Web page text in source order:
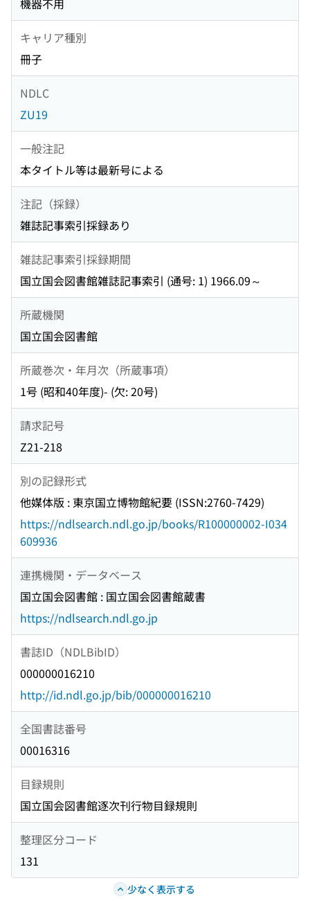
機器不用
キャリア種別
冊子
NDLC
ZU19
一般注記
本タイトル等は最新号による
注記（採録）
雑誌記事索引採録あり
雑誌記事索引採録期間
国立国会図書館雑誌記事索引 (通号: 1) 1966.09～
所蔵機関
国立国会図書館
所蔵巻次・年月次（所蔵事項）
1号 (昭和40年度)- (欠: 20号)
請求記号
Z21-218
別の記録形式
他媒体版 : 東京国立博物館紀要 (ISSN:2760-7429)
https://ndlsearch.ndl.go.jp/books/R100000002-I034
609936
連携機関・データベース
国立国会図書館 : 国立国会図書館蔵書
https://ndlsearch.ndl.go.jp
書誌ID（NDLBibID）
000000016210
http://id.ndl.go.jp/bib/000000016210
全国書誌番号
00016316
目録規則
国立国会図書館逐次刊行物目録規則
整理区分コード
131
少なく表示する